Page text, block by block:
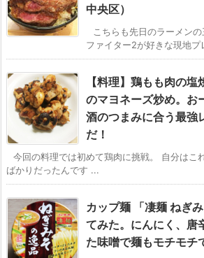
中央区）
こちらも先日のラーメン
ファイター2が好きな現地プ
【料理】鶏もも肉の
のマヨネーズ炒め。お
酒のつまみに合う最強
だ！
今回の料理では初めて鶏肉に挑戦。 自分はこ
ばかりだったんです ...
カップ麺 「凄麺 ねぎ
てみた。にんにく、唐
た味噌で麺もモチモチ